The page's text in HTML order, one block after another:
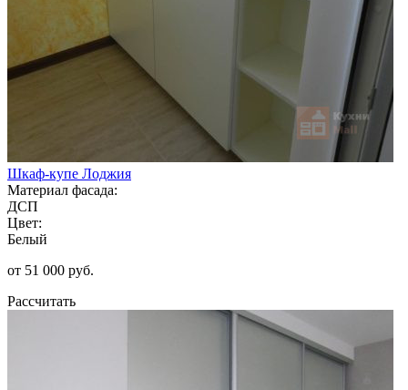
Шкаф-купе Лоджия
Материал фасада:
ДСП
Цвет:
Белый
от 51 000 руб.
Рассчитать